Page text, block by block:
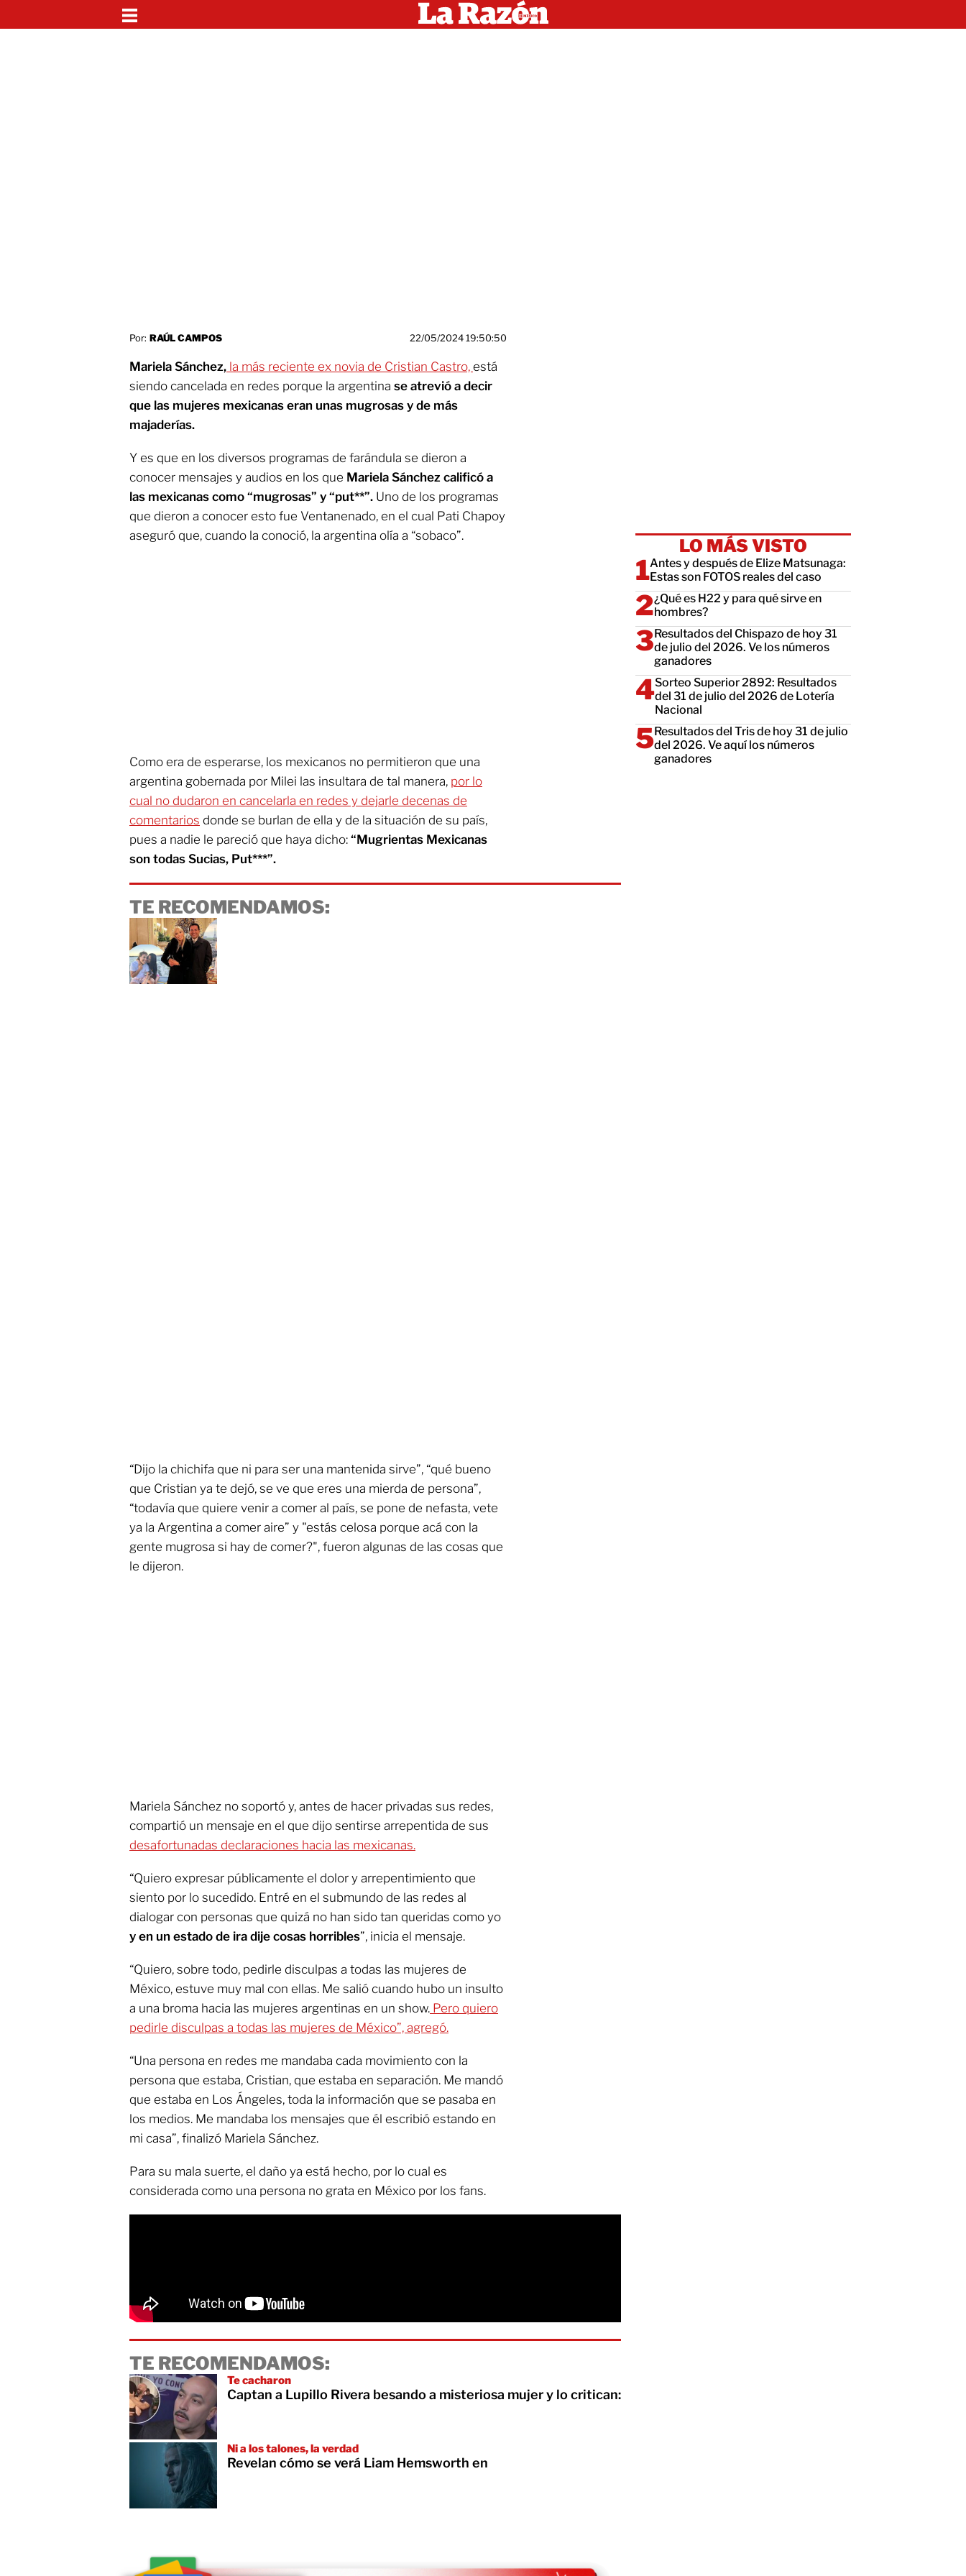
Por: RAÚL CAMPOS 22/05/2024 19:50:50
Mariela Sánchez, la más reciente ex novia de Cristian Castro, está
siendo cancelada en redes porque la argentina se atrevió a decir
que las mujeres mexicanas eran unas mugrosas y de más
majaderías.
Y es que en los diversos programas de farándula se dieron a
conocer mensajes y audios en los que Mariela Sánchez calificó a
las mexicanas como “mugrosas” y “put**”. Uno de los programas
que dieron a conocer esto fue Ventanenado, en el cual Pati Chapoy
aseguró que, cuando la conoció, la argentina olía a “sobaco”.
Como era de esperarse, los mexicanos no permitieron que una
argentina gobernada por Milei las insultara de tal manera, por lo
cual no dudaron en cancelarla en redes y dejarle decenas de
comentarios donde se burlan de ella y de la situación de su país,
pues a nadie le pareció que haya dicho: “Mugrientas Mexicanas
son todas Sucias, Put***”.
TE RECOMENDAMOS:
“Dijo la chichifa que ni para ser una mantenida sirve”, “qué bueno
que Cristian ya te dejó, se ve que eres una mierda de persona”,
“todavía que quiere venir a comer al país, se pone de nefasta, vete
ya la Argentina a comer aire” y "estás celosa porque acá con la
gente mugrosa si hay de comer?", fueron algunas de las cosas que
le dijeron.
Mariela Sánchez no soportó y, antes de hacer privadas sus redes,
compartió un mensaje en el que dijo sentirse arrepentida de sus
desafortunadas declaraciones hacia las mexicanas.
“Quiero expresar públicamente el dolor y arrepentimiento que
siento por lo sucedido. Entré en el submundo de las redes al
dialogar con personas que quizá no han sido tan queridas como yo
y en un estado de ira dije cosas horribles”, inicia el mensaje.
“Quiero, sobre todo, pedirle disculpas a todas las mujeres de
México, estuve muy mal con ellas. Me salió cuando hubo un insulto
a una broma hacia las mujeres argentinas en un show. Pero quiero
pedirle disculpas a todas las mujeres de México”, agregó.
“Una persona en redes me mandaba cada movimiento con la
persona que estaba, Cristian, que estaba en separación. Me mandó
que estaba en Los Ángeles, toda la información que se pasaba en
los medios. Me mandaba los mensajes que él escribió estando en
mi casa”, finalizó Mariela Sánchez.
Para su mala suerte, el daño ya está hecho, por lo cual es
considerada como una persona no grata en México por los fans.
TE RECOMENDAMOS:
Te cacharon
Captan a Lupillo Rivera besando a misteriosa mujer y lo critican:
Ni a los talones, la verdad
Revelan cómo se verá Liam Hemsworth en
LO MÁS VISTO
Antes y después de Elize Matsunaga:
Estas son FOTOS reales del caso
¿Qué es H22 y para qué sirve en
hombres?
Resultados del Chispazo de hoy 31
de julio del 2026. Ve los números
ganadores
Sorteo Superior 2892: Resultados
del 31 de julio del 2026 de Lotería
Nacional
Resultados del Tris de hoy 31 de julio
del 2026. Ve aquí los números
ganadores